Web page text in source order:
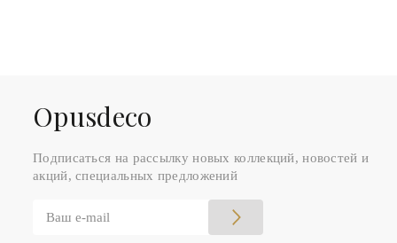
Оpusdeco
Подписаться на рассылку новых коллекций, новостей и
акций, специальных предложений